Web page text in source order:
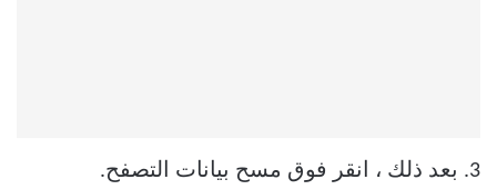
3. بعد ذلك ، انقر فوق مسح بيانات التصفح.